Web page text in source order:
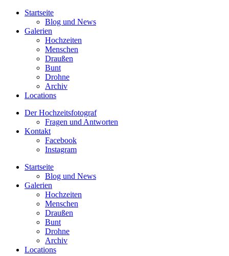
Startseite
Blog und News
Galerien
Hochzeiten
Menschen
Draußen
Bunt
Drohne
Archiv
Locations
Der Hochzeitsfotograf
Fragen und Antworten
Kontakt
Facebook
Instagram
Startseite
Blog und News
Galerien
Hochzeiten
Menschen
Draußen
Bunt
Drohne
Archiv
Locations